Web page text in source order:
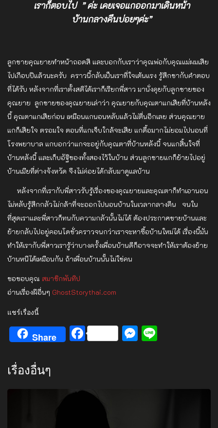
เราก็ตอบไป ” ค่ะ เคยเจอแกออกมาเดินหน้า
บ้านกลางคืนบ่อยๆค่ะ”
ลูกชายคุณยายทำหน้าถอดสี และบอกกับเราว่าคุณพ่อกับคุณแม่ผมเสีย
ไปเกือบปีแล้วนะครับ คราวนี้กลับเป็นเราที่ใจเต้นแรง รู้สึกชากับคำตอบ
ที่ได้รับ หลังจากที่เราตั้งสติได้เราก็เรียกพี่สาว มานั่งคุยกับลูกชายของ
คุณยาย ลูกชายของคุณยายเล่าว่า คุณยายกับคุณตาแกเสียที่บ้านหลัง
นี้ คุณตาแกเสียก่อน เหมือนแกนอนหลับแล้วไม่ตื่นอีกเลย ส่วนคุณยาย
แกก็เสียใจ ตรอมใจ ตอนที่แกเจ็บใกล้จะเสีย แกดื้อมากไม่ยอมไปนอนที่
โรงพยาบาล แกบอกว่าแกจะอยู่กับคุณตาที่บ้านหลังนี้ จนแกสิ้นใจที่
บ้านหลังนี้ และเก็บอัฐิของทั้งสองไว้ในบ้าน ส่วนลูกชายแกก็ย้ายไปอยู่
บ้านเมียที่ต่างจังหวัด จึงไม่ค่อยได้กลับมาดูแลบ้าน
หลังจากที่เรากับพี่สาวรับรู้เรื่องของคุณยายและคุณตาก็ทำเอานอน
ไม่หลับรู้สึกกลัวไม่กล้าที่จะออกไปนอนบ้านในเวลากลางคืน จนใน
ที่สุดเราและพี่สาวก็ทนกับความกลัวนั้นไม่ได้ ต้องประกาศขายบ้านและ
ย้ายกลับไปอยู่คอนโดชั่วคราวจนกว่าเราจะหาซื้อบ้านใหม่ได้ เรื่องนี้มัน
ทำให้เรากับพี่สาวเรารู้ว่าบางครั้งเพื่อนบ้านดีก็อาจจะทำให้เราต้องย้าย
บ้านหนีได้เหมือนกัน ถ้าเพื่อนบ้านนั้นไม่ใช่คน
ขอขอบคุณ สมาชิกพันทิป
อ่านเรื่องผีอื่นๆ GhostStorythai.com
แชร์เรื่องนี้
Share FacebookMessenger
เรื่องอื่นๆ